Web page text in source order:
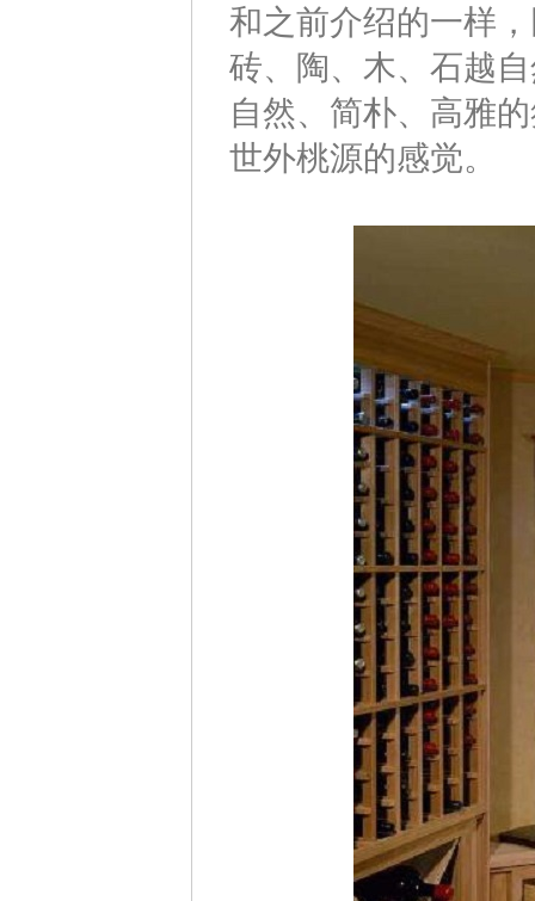
和之前介绍的一样
砖、陶、木、石越
自然、简朴、高雅
世外桃源的感觉。